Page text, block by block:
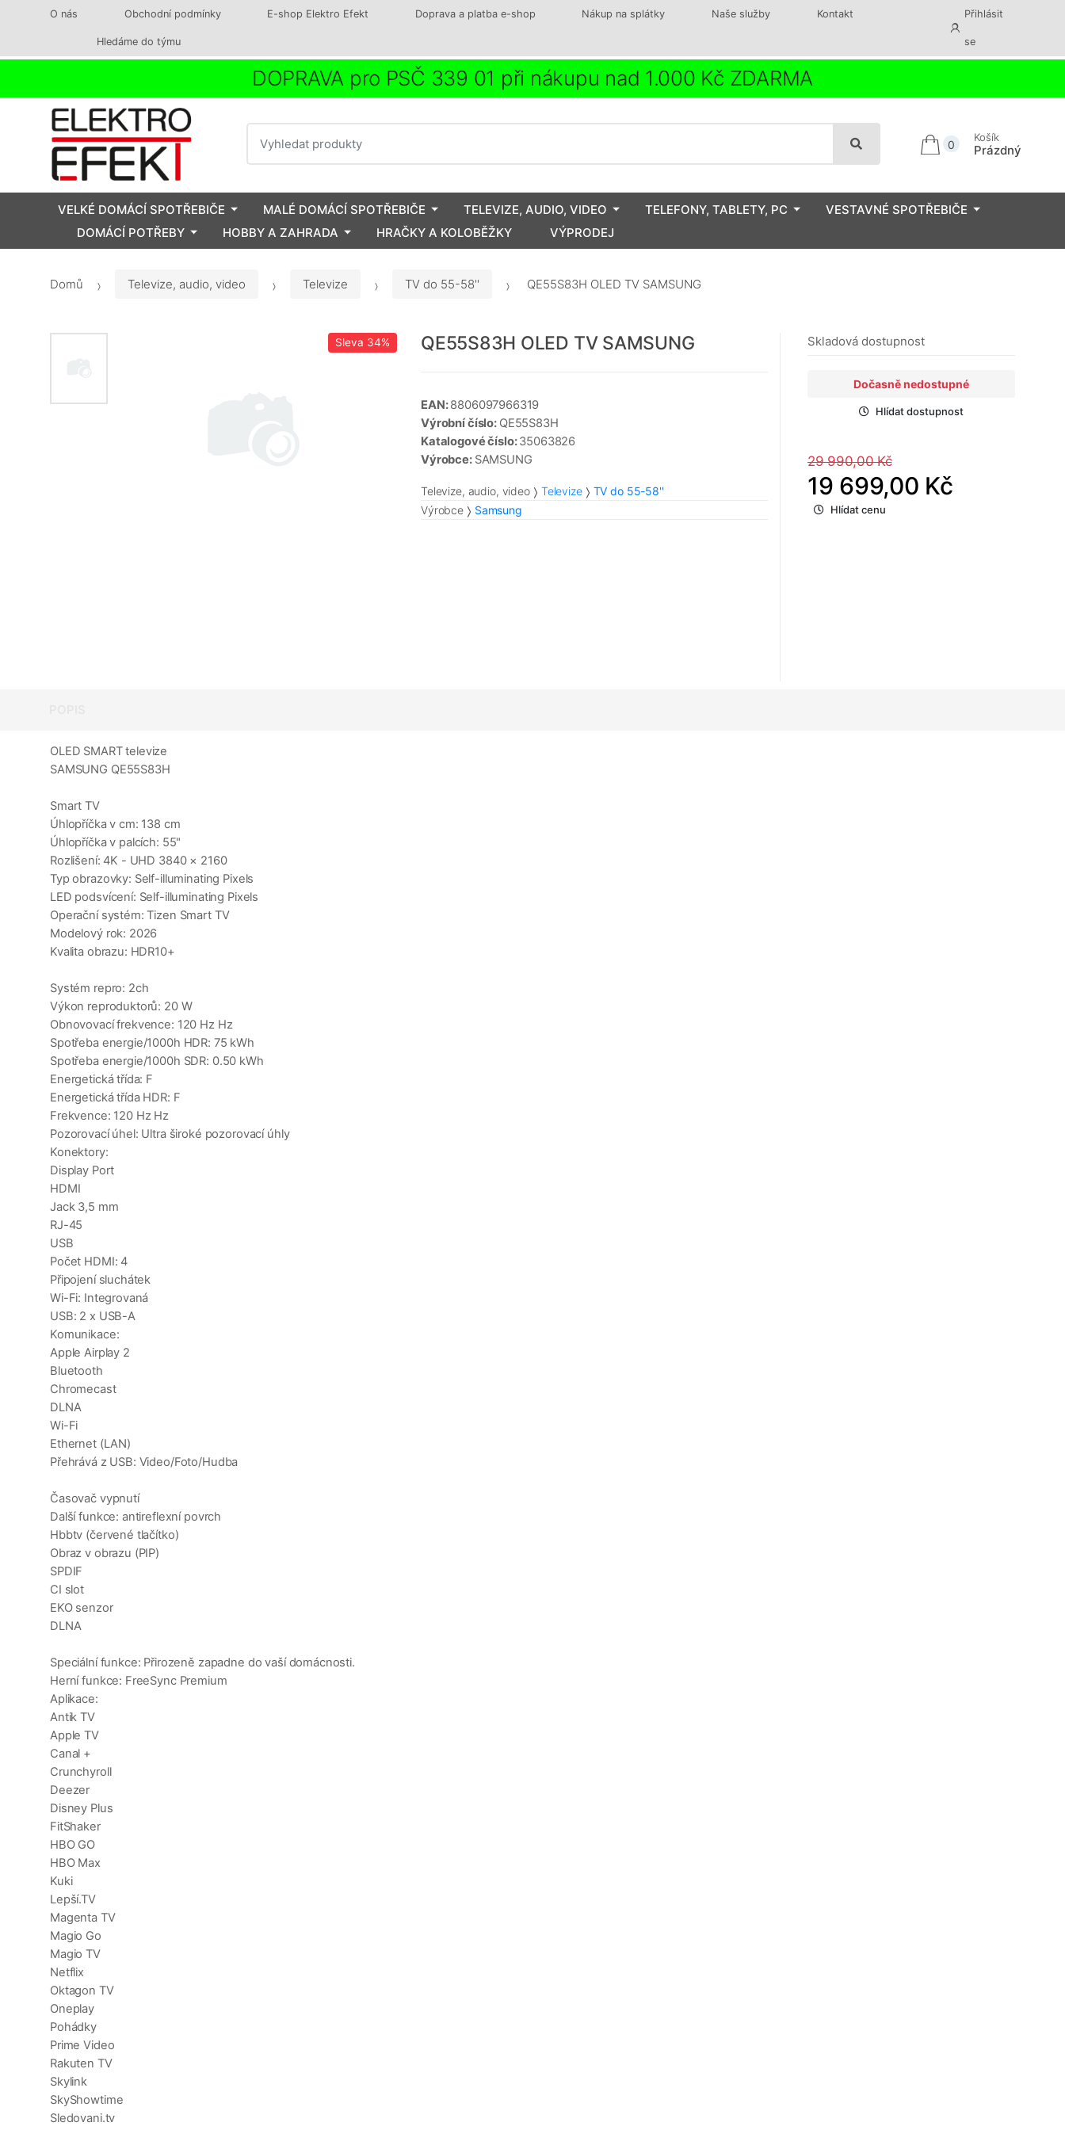
O nás Obchodní podmínky E-shop Elektro Efekt Doprava a platba e-shop Nákup na splátky Naše služby Kontakt
Hledáme do týmu
Přihlásit
se
DOPRAVA pro PSČ 339 01 při nákupu nad 1.000 Kč ZDARMA
0
Košík
Prázdný
VELKÉ DOMÁCÍ SPOTŘEBIČE MALÉ DOMÁCÍ SPOTŘEBIČE TELEVIZE, AUDIO, VIDEO TELEFONY, TABLETY, PC
VESTAVNÉ SPOTŘEBIČE
DOMÁCÍ POTŘEBY
HOBBY A ZAHRADA HRAČKY A KOLOBĚŽKY VÝPRODEJ
Domů Televize, audio, video Televize TV do 55-58'' QE55S83H OLED TV SAMSUNG
Sleva 34% QE55S83H OLED TV SAMSUNG
EAN:8806097966319
Výrobní číslo: QE55S83H
Katalogové číslo:35063826
Výrobce: SAMSUNG
Televize, audio, video Televize
TV do 55-58''
Výrobce
Samsung
Skladová dostupnost
Dočasně nedostupné
Hlídat dostupnost
29 990,00 Kč
19 699,00 Kč
Hlídat cenu
OLED SMART televize
SAMSUNG QE55S83H
Smart TV
Úhlopříčka v cm: 138 cm
Úhlopříčka v palcích: 55"
Rozlišení: 4K - UHD 3840 × 2160
Typ obrazovky: Self-illuminating Pixels
LED podsvícení: Self-illuminating Pixels
Operační systém: Tizen Smart TV
Modelový rok: 2026
Kvalita obrazu: HDR10+
Systém repro: 2ch
Výkon reproduktorů: 20 W
Obnovovací frekvence: 120 Hz Hz
Spotřeba energie/1000h HDR: 75 kWh
Spotřeba energie/1000h SDR: 0.50 kWh
Energetická třída: F
Energetická třída HDR: F
Frekvence: 120 Hz Hz
Pozorovací úhel: Ultra široké pozorovací úhly
Konektory:
Display Port
HDMI
Jack 3,5 mm
RJ-45
USB
Počet HDMI: 4
Připojení sluchátek
Wi-Fi: Integrovaná
USB: 2 x USB-A
Komunikace:
Apple Airplay 2
Bluetooth
Chromecast
DLNA
Wi-Fi
Ethernet (LAN)
Přehrává z USB: Video/Foto/Hudba
Časovač vypnutí
Další funkce: antireflexní povrch
Hbbtv (červené tlačítko)
Obraz v obrazu (PIP)
SPDIF
CI slot
EKO senzor
DLNA
Speciální funkce: Přirozeně zapadne do vaší domácnosti.
Herní funkce: FreeSync Premium
Aplikace:
Antik TV
Apple TV
Canal +
Crunchyroll
Deezer
Disney Plus
FitShaker
HBO GO
HBO Max
Kuki
Lepší.TV
Magenta TV
Magio Go
Magio TV
Netflix
Oktagon TV
Oneplay
Pohádky
Prime Video
Rakuten TV
Skylink
SkyShowtime
Sledovani.tv